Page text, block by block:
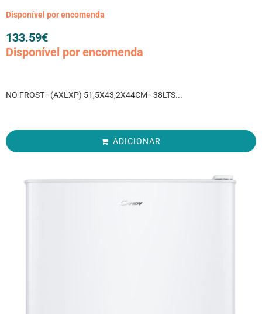
Disponível por encomenda
133.59€
Disponível por encomenda
NO FROST - (AXLXP) 51,5X43,2X44CM - 38LTS...
ADICIONAR